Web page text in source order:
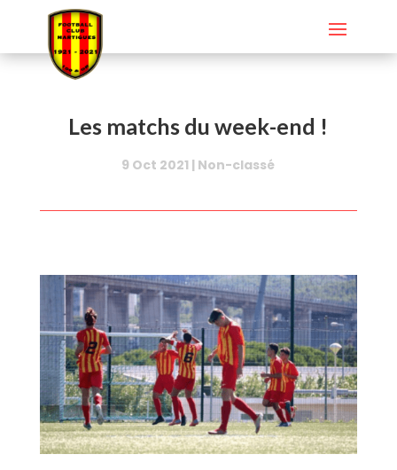
Les matchs du week-end !
9 Oct 2021 | Non-classé